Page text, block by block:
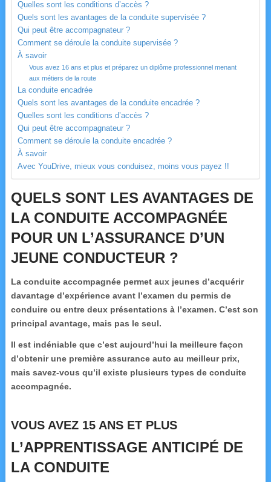
Quelles sont les conditions d’accès ?
Quels sont les avantages de la conduite supervisée ?
Qui peut être accompagnateur ?
Comment se déroule la conduite supervisée ?
À savoir
Vous avez 16 ans et plus et préparez un diplôme professionnel menant
aux métiers de la route
La conduite encadrée
Quels sont les avantages de la conduite encadrée ?
Quelles sont les conditions d’accès ?
Qui peut être accompagnateur ?
Comment se déroule la conduite encadrée ?
À savoir
Avec YouDrive, mieux vous conduisez, moins vous payez !!
QUELS SONT LES AVANTAGES DE
LA CONDUITE ACCOMPAGNÉE
POUR UN L’ASSURANCE D’UN
JEUNE CONDUCTEUR ?
La conduite accompagnée permet aux jeunes d’acquérir
davantage d’expérience avant l’examen du permis de
conduire ou entre deux présentations à l’examen. C’est son
principal avantage, mais pas le seul.
Il est indéniable que c’est aujourd’hui la meilleure façon
d’obtenir une première assurance auto au meilleur prix,
mais savez-vous qu’il existe plusieurs types de conduite
accompagnée.
VOUS AVEZ 15 ANS ET PLUS
L’APPRENTISSAGE ANTICIPÉ DE
LA CONDUITE